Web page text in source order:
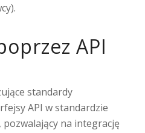
API
standardy
API w standardzie
pozwalający na integrację